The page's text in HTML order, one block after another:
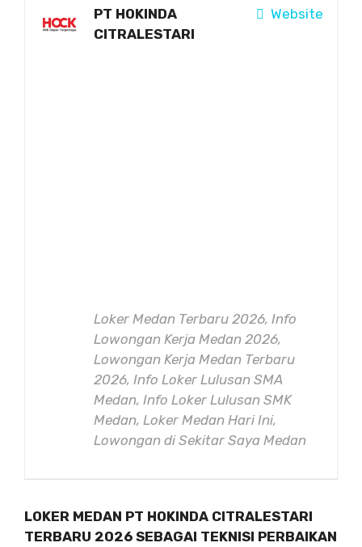
Website
PT HOKINDA
CITRALESTARI
Loker Medan Terbaru 2026, Info
Lowongan Kerja Medan 2026,
Lowongan Kerja Medan Terbaru
2026, Info Loker Lulusan SMA
Medan, Info Loker Lulusan SMK
Medan, Loker Medan Hari Ini,
Lowongan di Sekitar Saya Medan
LOKER MEDAN PT HOKINDA CITRALESTARI
TERBARU 2026 SEBAGAI TEKNISI PERBAIKAN